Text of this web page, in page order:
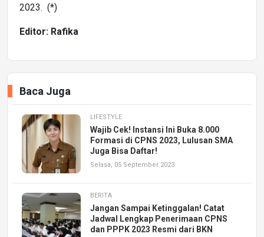
2023. (*)
Editor: Rafika
Baca Juga
LIFESTYLE
Wajib Cek! Instansi Ini Buka 8.000
Formasi di CPNS 2023, Lulusan SMA
Juga Bisa Daftar!
Selasa, 05 September 2023
BERITA
Jangan Sampai Ketinggalan! Catat
Jadwal Lengkap Penerimaan CPNS
dan PPPK 2023 Resmi dari BKN